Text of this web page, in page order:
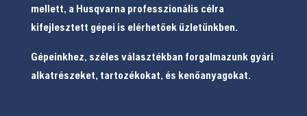
mellett, a Husqvarna professzionális célra
kifejlesztett gépei is elérhetőek üzletünkben.
Gépeinkhez, széles választékban forgalmazunk gyári
alkatrészeket, tartozékokat, és kenőanyagokat.